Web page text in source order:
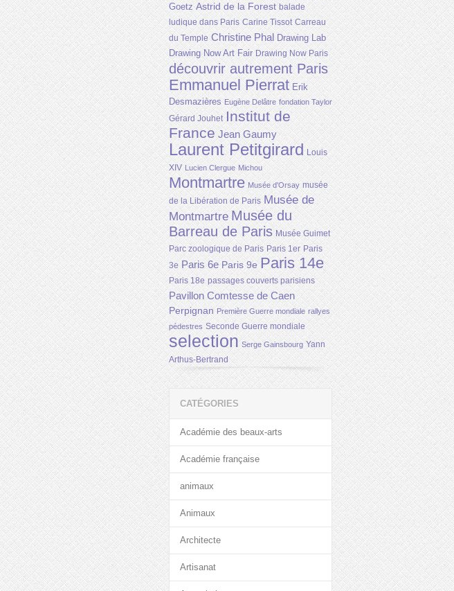
Goetz Astrid de la Forest balade
ludique dans Paris Carine Tissot Carreau
du Temple Christine Phal Drawing Lab
Drawing Now Art Fair Drawing Now Paris
découvrir autrement Paris
Emmanuel Pierrat Erik
Desmazières Eugène Delâtre fondation Taylor
Gérard Jouhet Institut de
France Jean Gaumy
Laurent Petitgirard Louis
XIV Lucien Clergue Michou
Montmartre Musée d'Orsay musée
de la Libération de Paris Musée de
Montmartre Musée du
Barreau de Paris Musée Guimet
Parc zoologique de Paris Paris 1er Paris
3e Paris 6e Paris 9e Paris 14e
Paris 18e passages couverts parisiens
Pavillon Comtesse de Caen
Perpignan Première Guerre mondiale rallyes
pédestres Seconde Guerre mondiale
selection Serge Gainsbourg Yann
Arthus-Bertrand
CATÉGORIES
Académie des beaux-arts
Académie française
animaux
Animaux
Architecte
Artisanat